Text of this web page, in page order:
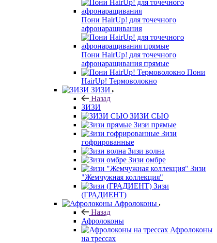
Пони HairUp! для точечного
афронаращивания
Пони HairUp! для точечного
афронаращивания прямые
Пони
HairUp! Термоволокно
ЗИЗИ
Назад
ЗИЗИ
ЗИЗИ СЬЮ
Зизи прямые
Зизи
гофрированные
Зизи волна
Зизи омбре
Зизи
"Жемчужная коллекция"
Зизи
(ГРАДИЕНТ)
Афролоконы
Назад
Афролоконы
Афролоконы
на трессах